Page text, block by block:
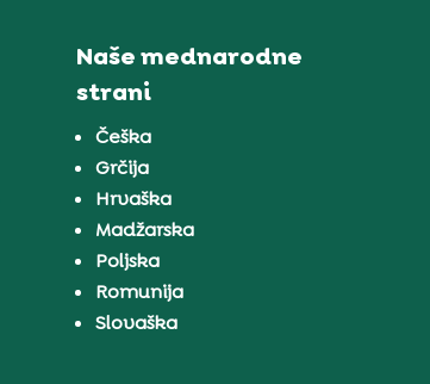
Naše mednarodne
strani
Češka
Grčija
Hrvaška
Madžarska
Poljska
Romunija
Slovaška